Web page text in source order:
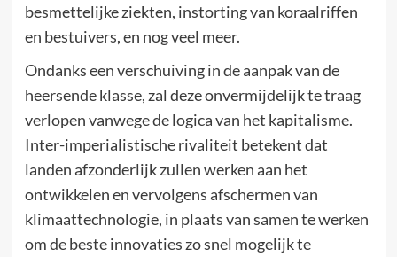
besmettelijke ziekten, instorting van koraalriffen
en bestuivers, en nog veel meer.
Ondanks een verschuiving in de aanpak van de
heersende klasse, zal deze onvermijdelijk te traag
verlopen vanwege de logica van het kapitalisme.
Inter-imperialistische rivaliteit betekent dat
landen afzonderlijk zullen werken aan het
ontwikkelen en vervolgens afschermen van
klimaattechnologie, in plaats van samen te werken
om de beste innovaties zo snel mogelijk te